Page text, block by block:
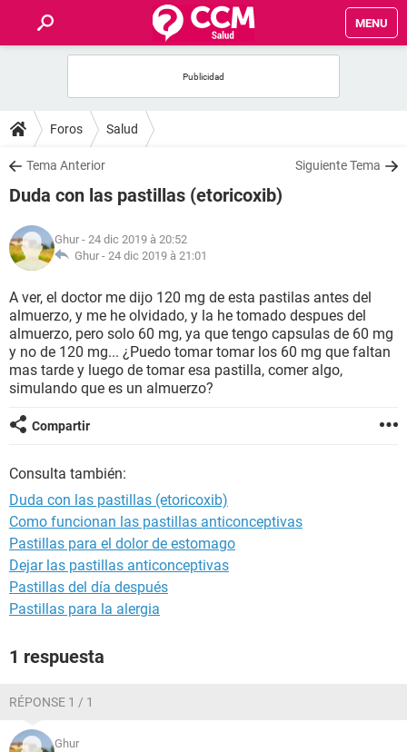
MENU
FORUMS
SALUD
NUTRICIÓN
BIENESTAR
SEXUALIDAD
GLOSARIO
Foros Salud
Tema Anterior Siguiente Tema
Duda con las pastillas (etoricoxib)
Ghur - 24 dic 2019 à 20:52
Ghur - 24 dic 2019 à 21:01
A ver, el doctor me dijo 120 mg de esta pastilas antes del
almuerzo, y me he olvidado, y la he tomado despues del
almuerzo, pero solo 60 mg, ya que tengo capsulas de 60 mg
y no de 120 mg... ¿Puedo tomar tomar los 60 mg que faltan
mas tarde y luego de tomar esa pastilla, comer algo,
simulando que es un almuerzo?
Compartir
Consulta también:
Duda con las pastillas (etoricoxib)
Como funcionan las pastillas anticonceptivas
Pastillas para el dolor de estomago
Dejar las pastillas anticonceptivas
Pastillas del día después
Pastillas para la alergia
1 respuesta
RÉPONSE 1 / 1
Ghur